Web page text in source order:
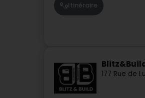
Itinéraire
177 Rue de